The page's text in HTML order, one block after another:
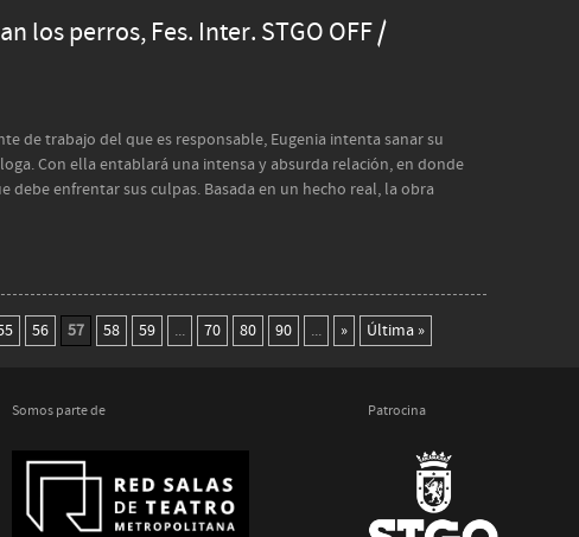
los perros, Fes. Inter. STGO OFF /
de trabajo del que es responsable, Eugenia intenta sanar su
Con ella entablará una intensa y absurda relación, en donde
debe enfrentar sus culpas. Basada en un hecho real, la obra
56 57 58 59 ... 70 80 90 ... » Última »
Somos parte de Patrocina